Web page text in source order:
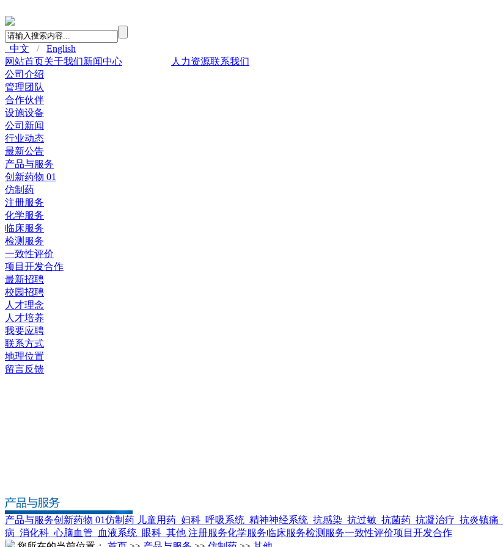
中文 /
English
网站首页关于我们新闻中心 人力资源联系我们
公司介绍
管理团队
合作伙伴
设施设备
公司新闻
行业动态
最新公告
产品与服务
创新药物 01
仿制药
注册服务
化学服务
临床服务
检测服务
一致性评价
项目开发合作
最新招聘
校园招聘
人才理念
人才培养
我要应聘
联系方式
地理位置
留言反馈
产品与服务创新药物 01仿制药 儿童用药 妇科 呼吸系统 精神神经系统 抗感染 抗过敏 抗菌药 抗凝治疗 抗炎镇痛
病 消化科 心脑血管 血液系统 眼科 其他 注册服务化学服务临床服务检测服务一致性评价项目开发合作